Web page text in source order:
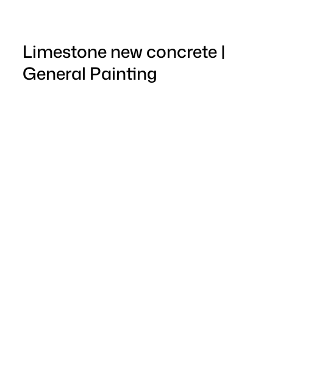
Limestone new concrete |
General Painting